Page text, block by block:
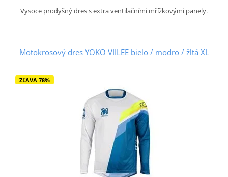
Vysoce prodyšný dres s extra ventilačními mřížkovými panely.
Motokrosový dres YOKO VIILEE bielo / modro / žltá XL
ZĽAVA 78%